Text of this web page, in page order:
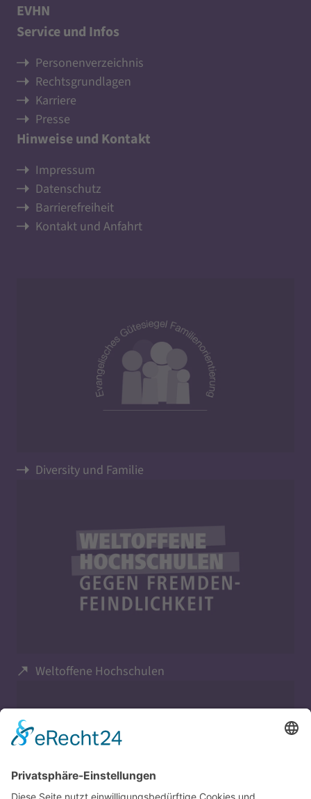
EVHN
Service und Infos
Personenverzeichnis
Rechtsgrundlagen
Karriere
Presse
Hinweise und Kontakt
Impressum
Datenschutz
Barrierefreiheit
Kontakt und Anfahrt
Diversity und Familie
Weltoffene Hochschulen